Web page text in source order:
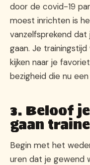
door de covid-19
moest inrichten is
vanzelfsprekend
gaan. Je
kijken naar je
bezigheid die nu
3. Beloof
gaan
Begin met het
uren dat je gewend